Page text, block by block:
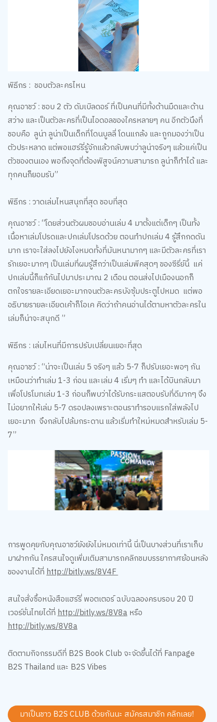
คุณอาชว์ : ชอบ 2 ตัว ดัมเบิลดอร์ ที่เป็นคนที่มีทั้งด้านมืดและด้าน
สว่าง และเป็นตัวละครที่เป็นไอดอลของใครหลายๆ คน อีกตัวนึงที่
ชอบคือ ลูน่า ลูน่าเป็นเด็กที่โดนบูลลี่ โดนแกล้ง และถูกมองว่าเป็น
ตัวประหลาด แต่พอแฮร์รี่รู้จักแล้วกลับพบว่าลูน่าจริงๆ แล้วแค่เป็น
ตัวของตนเอง พอถึงจุดที่ต้องพิสูจน์ความสามารถ ลูน่าก็ทำได้ และ
ทุกคนก็ยอมรับ”
คุณอาชว์ : “โดยส่วนตัวผมชอบอ่านเล่ม 4 มาตั้งแต่เด็กๆ เป็นทั้ง
เนื้อหาเล่มโปรดและปกเล่มโปรดด้วย ตอนทำปกเล่ม 4 รู้สึกกดดัน
มาก เราจะใส่ลงไปยังไงหมดทั้งที่มันหนามากๆ และมีตัวละครที่เรา
รักเยอะมากๆ เป็นเล่มที่ผมรู้สึกว่าเป็นเล่มพีคสุดๆ ของซีรี่ย์นี้ แค่
ปกเล่มนี้ก็แก้กันไปมาประมาณ 2 เดือน ตอนส่งไปเมืองนอกก็
ตกใจรายละเอียดเยอะมากจนตัวละครบังซุ้มประตูไปหมด แต่พอ
อธิบายรายละเอียดเค้าก็โอเค คิดว่าถ้าคนอ่านได้ตามหาตัวละครใน
เล่มก็น่าจะสนุกดี ”
เหมือนว่าทำเล่ม 1-3 ก่อน และเล่ม 4 เริ่มๆ ทำ และได้บินกลับมา
เพื่อโปรโมทเล่ม 1-3 ก่อนก็พบว่าได้รับกระแสตอบรับที่ดีมากๆ จึง
ไม่อยากให้เล่ม 5-7 ดรอปลงเพราะตอนราทำรอบแรกใส่พลังไป
เยอะมาก จึงกลับไปล้มกระดาน แล้วเริ่มทำใหม่หมดสำหรับเล่ม 5-
7”
การพูดคุยกับคุณอาชว์ยังยังไม่หมดเท่านี้ นี่เป็นบางส่วนที่เราเก็บ
มาฝากกัน ใครสนใจดูเพิ่มเติมสามารถคลิกชมบรรยากาศย้อนหลัง
ของงานได้ที่http://bitly.ws/8V4F
สนใจสั่งซื้อหนังสือแฮร์รี่ พอตเตอร์ ฉบับฉลองครบรอบ 20 ปี
เวอร์ชั่นไทยได้ที่http://bitly.ws/8V8aหรือ
http://bitly.ws/8V8a
ติดตามกิจกรรมดีที่ B2S Book Club จะจัดขึ้นได้ที่ Fanpage
B2S Thailand และ B2S Vibes
มาเป็นชาว B2S CLUB ด้วยกันนะ สมัครสมาชิกคลิกเลย!